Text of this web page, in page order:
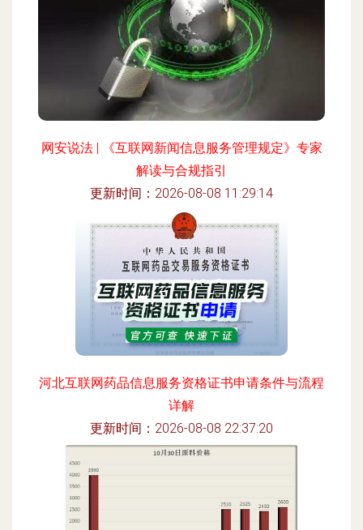
网安说法 | 《互联网新闻信息服务管理规定》专家
解读与合规指引
更新时间：2026-08-08 11:29:14
河北互联网药品信息服务资格证书申请条件与流程
详解
更新时间：2026-08-08 22:37:20